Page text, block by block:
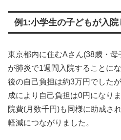
例1:小学生の子どもが入院
東京都内に住むAさん(38歳・母
が肺炎で1週間入院することに
後の自己負担は約3万円でした
成により自己負担は0円になり
院費(月数千円)も同様に助成さ
軽減につながりました。